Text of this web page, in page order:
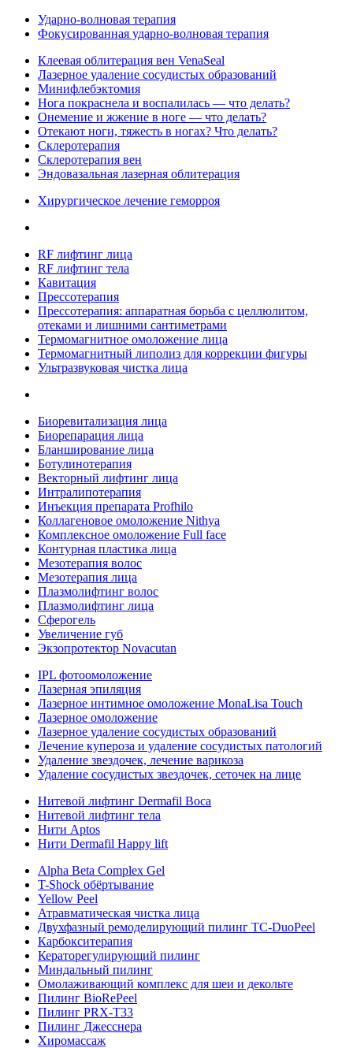
Ударно-волновая терапия
Фокусированная ударно-волновая терапия
Клеевая облитерация вен VenaSeal
Лазерное удаление сосудистых образований
Минифлебэктомия
Нога покраснела и воспалилась — что делать?
Онемение и жжение в ноге — что делать?
Отекают ноги, тяжесть в ногах? Что делать?
Склеротерапия
Склеротерапия вен
Эндовазальная лазерная облитерация
Хирургическое лечение геморроя
RF лифтинг лица
RF лифтинг тела
Кавитация
Прессотерапия
Прессотерапия: аппаратная борьба с целлюлитом,
отеками и лишними сантиметрами
Термомагнитное омоложение лица
Термомагнитный липолиз для коррекции фигуры
Ультразвуковая чистка лица
Биоревитализация лица
Биорепарация лица
Бланширование лица
Ботулинотерапия
Векторный лифтинг лица
Интралипотерапия
Инъекция препарата Profhilo
Коллагеновое омоложение Nithya
Комплексное омоложение Full face
Контурная пластика лица
Мезотерапия волос
Мезотерапия лица
Плазмолифтинг волос
Плазмолифтинг лица
Сферогель
Увеличение губ
Экзопротектор Novacutan
IPL фотоомоложение
Лазерная эпиляция
Лазерное интимное омоложение MonaLisa Touch
Лазерное омоложение
Лазерное удаление сосудистых образований
Лечение купероза и удаление сосудистых патологий
Удаление звездочек, лечение варикоза
Удаление сосудистых звездочек, сеточек на лице
Нитевой лифтинг Dermafil Boca
Нитевой лифтинг тела
Нити Aptos
Нити Dermafil Happy lift
Alpha Beta Complex Gel
T-Shock обёртывание
Yellow Peel
Атравматическая чистка лица
Двухфазный ремоделирующий пилинг TC-DuoPeel
Карбокситерапия
Кераторегулирующий пилинг
Миндальный пилинг
Омолаживающий комплекс для шеи и декольте
Пилинг BioRePeel
Пилинг PRX-T33
Пилинг Джесснера
Хиромассаж